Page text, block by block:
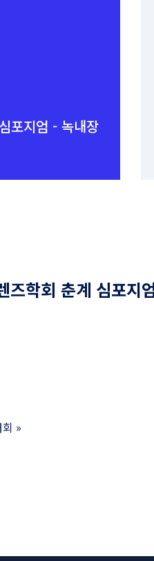
포지엄 - 녹내장
즈학회 춘계 심포
»